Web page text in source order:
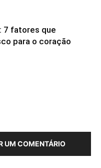
7 fatores que
para o coração
UM COMENTÁRIO